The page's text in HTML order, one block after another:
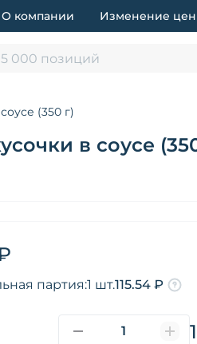
О компании Изменение цен
000 позиций
(350 г)
в соусе
партия:1 шт.115.54 ₽